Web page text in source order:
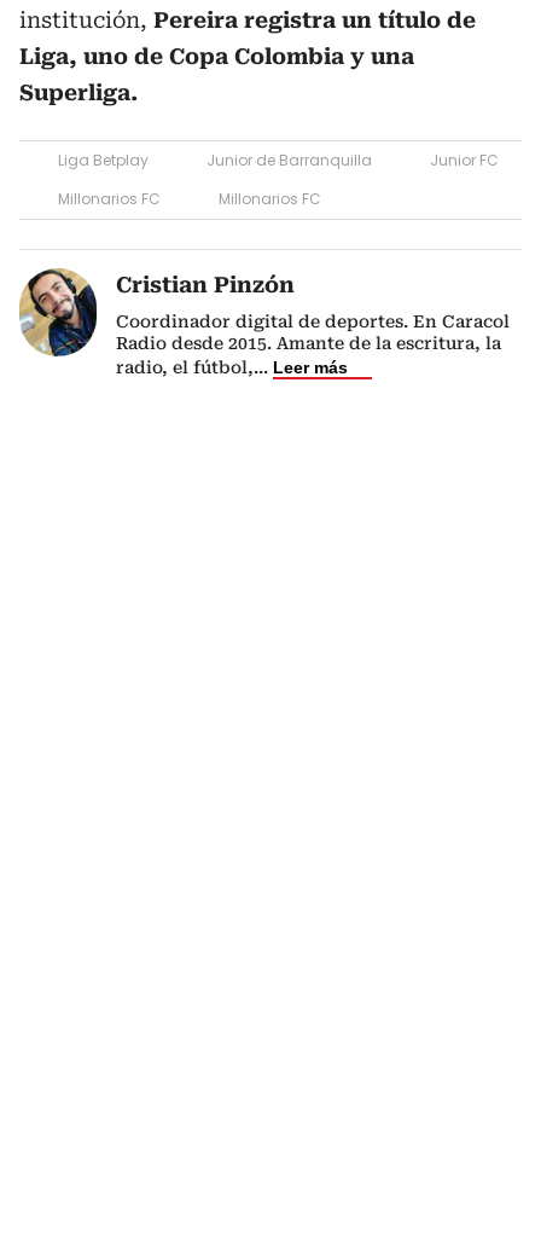
institución, Pereira registra un título de
Liga, uno de Copa Colombia y una
Superliga.
Liga Betplay Junior de Barranquilla
Junior FC
Millonarios FC
Millonarios FC
Cristian Pinzón
Coordinador digital de deportes. En Caracol
Radio desde 2015. Amante de la escritura, la
radio, el fútbol,... Leer más